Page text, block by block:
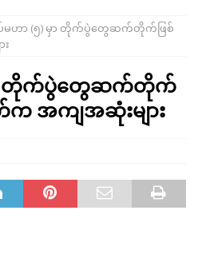
ဟာ (၅) မှာ တိုက်ပွဲ​တွေဆက်တိုက်ဖြစ်
ာ တိုက်ပွဲ​တွေဆက်တိုက်
အကျအဆုံးများ